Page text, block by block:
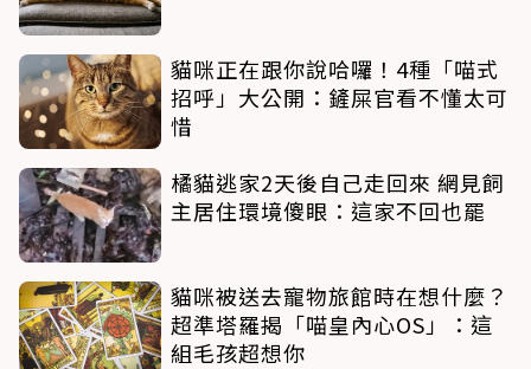
貓咪正在跟你說哈囉！4種「喵式
招呼」大公開：鏟屎官看不懂太可
惜
橘貓逃家2天後自己走回來 網見飼
主居住環境傻眼：這家不回也罷
貓咪被送去寵物旅館時在想什麼？
超準塔羅揭「喵皇內心OS」：這
組毛孩超想你